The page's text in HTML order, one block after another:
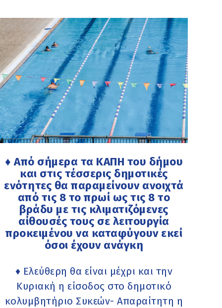
♦ Από σήμερα τα ΚΑΠΗ του δήμου
και στις τέσσερις δημοτικές
ενότητες θα παραμείνουν ανοιχτά
από τις 8 το πρωί ως τις 8 το
βράδυ με τις κλιματιζόμενες
αίθουσές τους σε λειτουργία
προκειμένου να καταφύγουν εκεί
όσοι έχουν ανάγκη
♦ Ελεύθερη θα είναι μέχρι και την
Κυριακή η είσοδος στο δημοτικό
κολυμβητήριο Συκεών- Απαραίτητη η